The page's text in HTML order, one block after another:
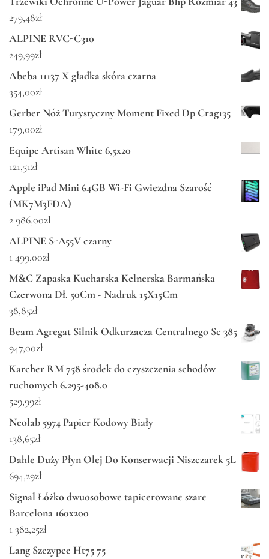
279,48zł
ALPINE RVC-C310
249,99zł
Abeba 11137 X gładka skóra czarna
354,00zł
Gerber Nóż Turystyczny Moment Fixed Dp Crag135
179,00zł
Equipe Artisan White 6,5x20
121,51zł
Apple iPad Mini 64GB Wi-Fi Gwiezdna Szarość
(MK7M3FDA)
2 986,00zł
ALPINE S-A55V czarny
1 499,00zł
M&C Zapaska Kucharska Kelnerska Barmańska
Czerwona Dł. 50Cm - Nadruk 15X15Cm
38,85zł
Beam Agregat Silnik Odkurzacza Centralnego Sc 385
947,00zł
Karcher RM 758 środek do czyszczenia schodów
ruchomych 6.295-408.0
529,99zł
Neolab 5974 Papier Kodowy Biały
138,65zł
Dahle Duży Płyn Olej Do Konserwacji Niszczarek 5L
694,29zł
Signal Łóżko dwuosobowe tapicerowane szare
Barcelona 160x200
1 382,25zł
Lang Szczypce Ht75 75